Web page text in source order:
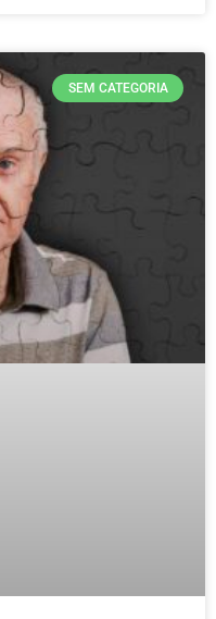
SEM CATEGORIA